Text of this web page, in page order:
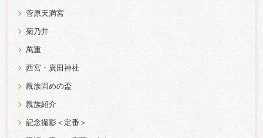
菅原天満宮
菊乃井
萬重
西宮・廣田神社
親族固めの盃
親族紹介
記念撮影＜定番＞